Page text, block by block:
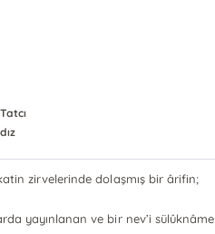
zirvelerinde dolaşmış bir ârifin;
yayınlanan ve bir nev’i sülûknâme